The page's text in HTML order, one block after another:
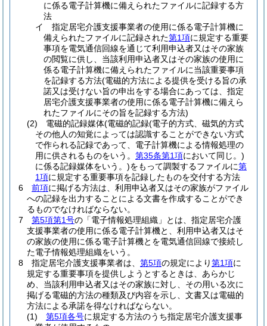
に係る電子計算機に備えられたファイルに記録する方
法
イ
指定居宅介護支援事業者の使用に係る電子計算機に
備えられたファイルに記録された第1項に規定する重要
事項を電気通信回線を通じて利用申込者又はその家族
の閲覧に供し、当該利用申込者又はその家族の使用に
係る電子計算機に備えられたファイルに当該重要事項
を記録する方法(電磁的方法による提供を受ける旨の承
諾又は受けない旨の申出をする場合にあっては、指定
居宅介護支援事業者の使用に係る電子計算機に備えら
れたファイルにその旨を記録する方法)
(2)
電磁的記録媒体(電磁的記録(電子的方式、磁気的方式
その他人の知覚によっては認識することができない方式
で作られる記録であって、電子計算機による情報処理の
用に供されるものをいう。 第35条第1項において同じ。)
に係る記録媒体をいう。)をもって調製するファイルに第
1項に規定する重要事項を記録したものを交付する方法
6
前項に掲げる方法は、利用申込者又はその家族がファイル
への記録を出力することによる文書を作成することができ
るものでなければならない。
7
第5項第1号の「電子情報処理組織」とは、指定居宅介護
支援事業者の使用に係る電子計算機と、利用申込者又はそ
の家族の使用に係る電子計算機とを電気通信回線で接続し
た電子情報処理組織をいう。
8
指定居宅介護支援事業者は、 第5項の規定により第1項に
規定する重要事項を提供しようとするときは、あらかじ
め、当該利用申込者又はその家族に対し、その用いる次に
掲げる電磁的方法の種類及び内容を示し、文書又は電磁的
方法による承諾を得なければならない。
(1)
第5項各号に規定する方法のうち指定居宅介護支援事